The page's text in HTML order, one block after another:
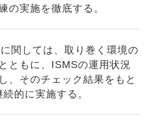
の実施を徹底する。
関しては、取り巻く環境の
ともに、ISMSの運用状況
、そのチェック結果をもと
的に実施する。